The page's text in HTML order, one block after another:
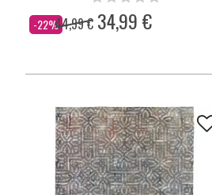
-22%
Dès 44,99 € 34,99 €